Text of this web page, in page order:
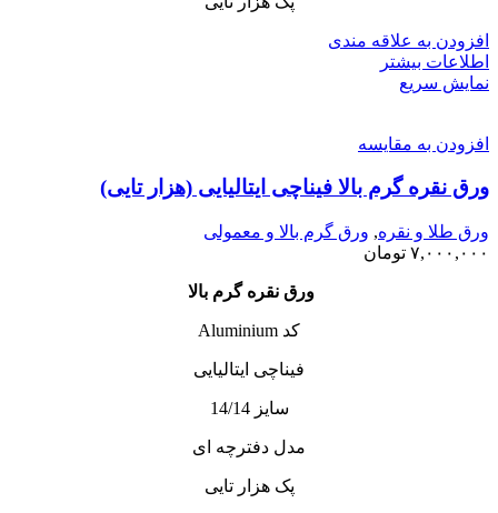
افزودن به علاقه مندی
اطلاعات بیشتر
نمایش سریع
افزودن به مقایسه
ورق نقره گرم بالا فیناچی ایتالیایی (هزار تایی)
ورق طلا و نقره, ورق گرم بالا و معمولی
۷,۰۰۰,۰۰۰ تومان
ورق نقره گرم بالا
کد Aluminium
فیناچی ایتالیایی
سایز 14/14
مدل دفترچه ای
پک هزار تایی